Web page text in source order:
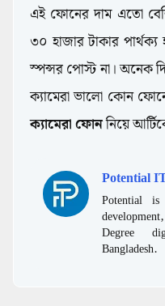
এই ফোনের দাম এতো
৩০ হাজার টাকার
স্পন্সর পোস্ট না। অনেক
ক্যামেরা ভালো কোন
ক্যামেরা ফোননিয়ে
Potential
Potential
Degree
Bangladesh.